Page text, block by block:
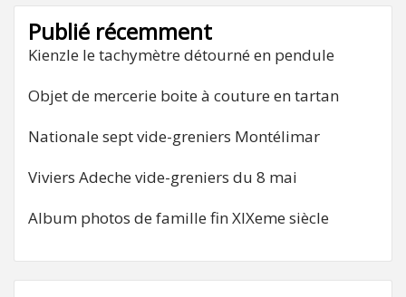
Publié récemment
Kienzle le tachymètre détourné en pendule
Objet de mercerie boite à couture en tartan
Nationale sept vide-greniers Montélimar
Viviers Adeche vide-greniers du 8 mai
Album photos de famille fin XIXeme siècle